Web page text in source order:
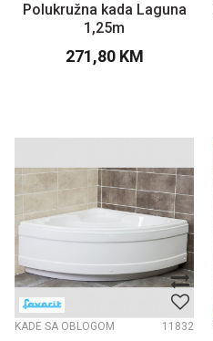
Polukružna kada Laguna
1,25m
271,80 KM
KADE SA OBLOGOM 11832